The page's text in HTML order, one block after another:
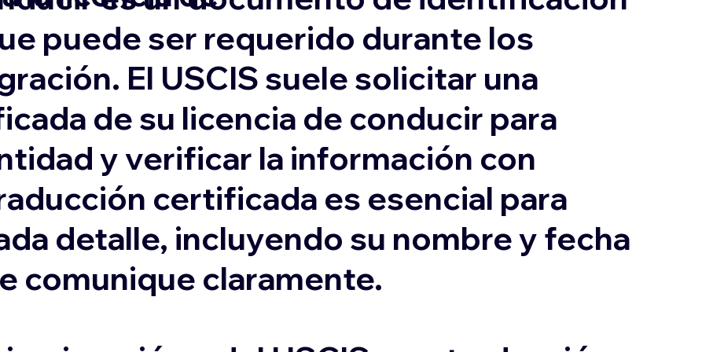
puede ser requerido durante los
El USCIS suele solicitar una
de su licencia de conducir para
y verificar la información con
certificada es esencial para
detalle, incluyendo su nombre y fecha
comunique claramente.